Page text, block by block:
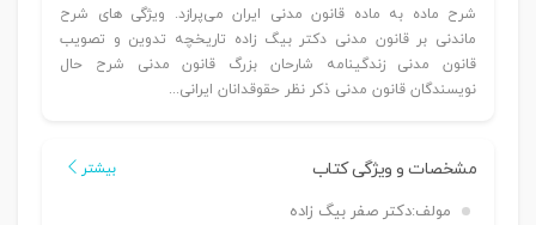
شرح ماده به ماده قانون مدنی ایران می‌پرازد. ویژگی های شرح
ماندنی بر قانون مدنی دکتر بیگ زاده تاریخچه تدوین و تصویب
قانون مدنی زندگینامه شارحان بزرگ قانون مدنی شرح حال
نویسندگان قانون مدنی ذکر نظر حقوقدانان ایرانی...
مشخصات و ویژگی کتاب بیشتر
مولف:دکتر صفر بیگ زاده